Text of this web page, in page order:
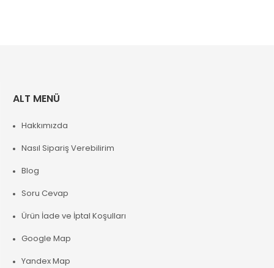
ALT MENÜ
Hakkımızda
Nasıl Sipariş Verebilirim
Blog
Soru Cevap
Ürün İade ve İptal Koşulları
Google Map
Yandex Map